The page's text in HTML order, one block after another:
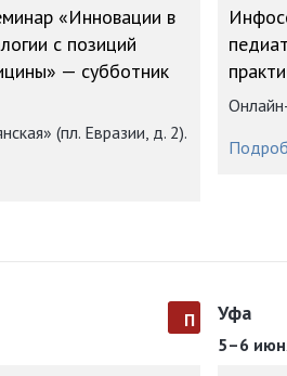
«Инновации в
с позиций
— субботник
(пл. Евразии, д. 2).
п Уфа
5–6